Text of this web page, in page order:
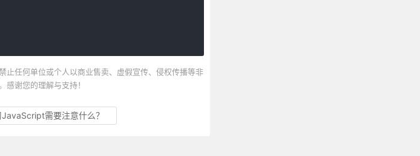
止任何单位或个人以商业售卖、虚假宣传、侵权传播等非
谢您的理解与支持！
需要注意什么？